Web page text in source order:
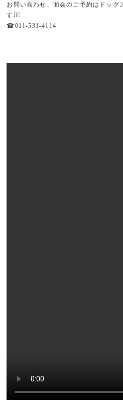
お問い合わせ、面会のご予約はドッグ
す🙇‍♀️
☎011-531-4114